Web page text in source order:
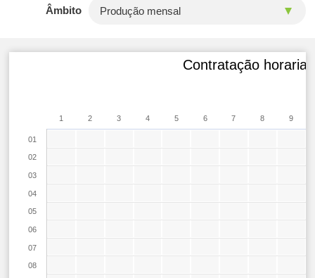
Âmbito
Contratação horaria
1 2 3 4 5 6 7 8 9
01
02
03
04
05
06
07
08